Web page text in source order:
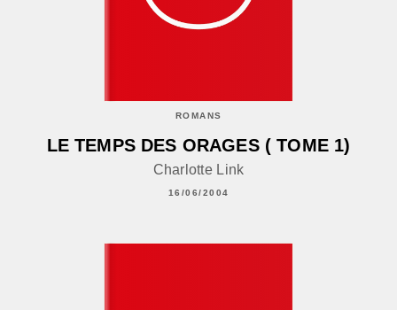
ROMANS
LE TEMPS DES ORAGES ( TOME 1)
Charlotte Link
16/06/2004